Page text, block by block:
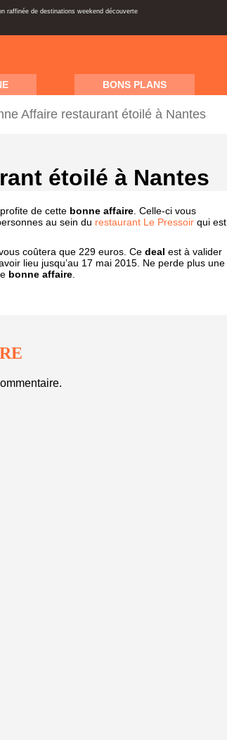
raffinée de destinations weekend découverte
BONS PLANS
Affaire restaurant étoilé à Nantes
étoilé à Nantes
de cette bonne affaire . Celle-ci vous
au sein du restaurant Le Pressoir qui est
coûtera que 229 euros. Ce deal est à valider
lieu jusqu’au 17 mai 2015. Ne perde plus une
bonne affaire